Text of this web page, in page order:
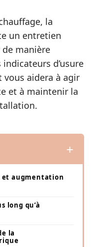
la
un entretien
manière
d’usure
aidera à agir
et à maintenir la
et augmentation
long qu’à
la